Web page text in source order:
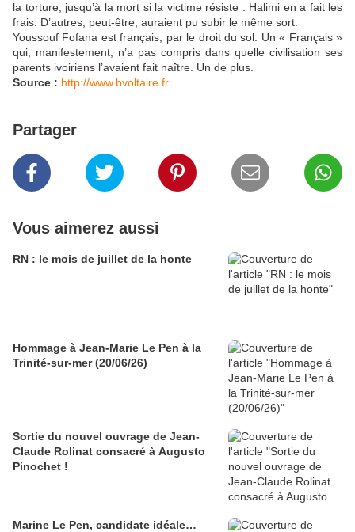
la torture, jusqu’à la mort si la victime résiste : Halimi en a fait les
frais. D’autres, peut-être, auraient pu subir le même sort.
Youssouf Fofana est français, par le droit du sol. Un « Français »
qui, manifestement, n’a pas compris dans quelle civilisation ses
parents ivoiriens l’avaient fait naître. Un de plus.
Source : http://www.bvoltaire.fr
Partager
Vous aimerez aussi
RN : le mois de juillet de la honte
Hommage à Jean-Marie Le Pen à la
Trinité-sur-mer (20/06/26)
Sortie du nouvel ouvrage de Jean-
Claude Rolinat consacré à Augusto
Pinochet !
Marine Le Pen, candidate idéale…